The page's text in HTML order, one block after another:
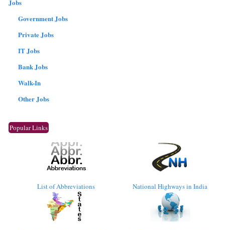
Jobs
Government Jobs
Private Jobs
IT Jobs
Bank Jobs
Walk-In
Other Jobs
Popular Links
List of Abbreviations National Highways in India